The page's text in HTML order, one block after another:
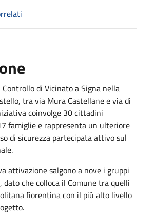
di Vicinato a Signa nella
tra via Mura Castellane e via di
coinvolge 30 cittadini
famiglie e rappresenta un ulteriore
di sicurezza partecipata attivo sul
attivazione salgono a nove i gruppi
dato che colloca il Comune tra quelli
fiorentina con il più alto livello